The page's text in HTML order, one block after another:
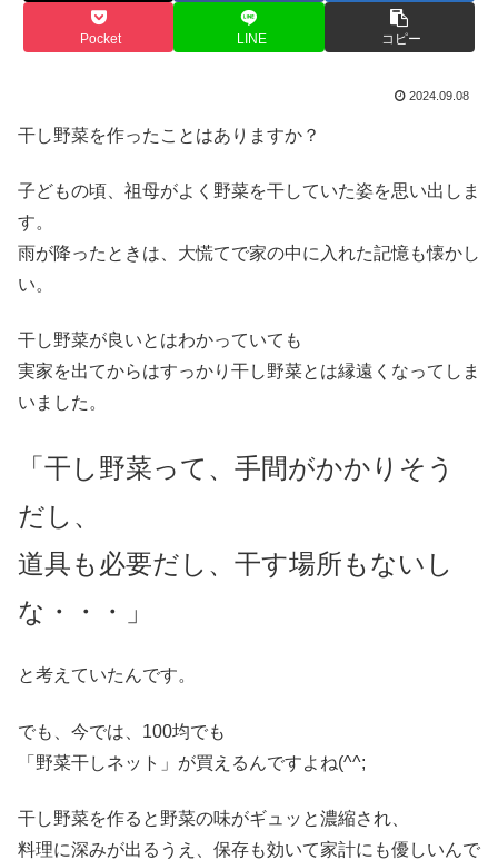
Pocket LINE コピー
2024.09.08
干し野菜を作ったことはありますか？
子どもの頃、祖母がよく野菜を干していた姿を思い出しま
す。
雨が降ったときは、大慌てで家の中に入れた記憶も懐かし
い。
干し野菜が良いとはわかっていても
実家を出てからはすっかり干し野菜とは縁遠くなってしま
いました。
「干し野菜って、手間がかかりそう
だし、
道具も必要だし、干す場所もないし
な・・・」
と考えていたんです。
でも、今では、100均でも
「野菜干しネット」が買えるんですよね(^^;
干し野菜を作ると野菜の味がギュッと濃縮され、
料理に深みが出るうえ、保存も効いて家計にも優しいんで